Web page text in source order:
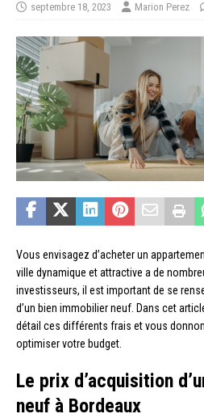
septembre 18, 2023 Marion Perez
Vous envisagez d’acheter un
ville dynamique et attractive a de
investisseurs, il est important de se
d’un bien immobilier neuf. Dans cet
détail ces différents frais et vous
optimiser votre budget.
Le prix d’acquisition
neuf à Bordeaux